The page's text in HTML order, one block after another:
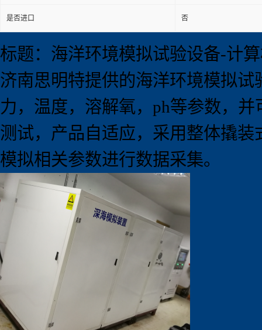
是否进口 否
标题：海洋环境模拟试验设备-计
济南思明特提供的海洋环境模拟试
力，温度，溶解氧，ph等参数，
测试，产品自适应，采用整体撬
模拟相关参数进行数据采集。